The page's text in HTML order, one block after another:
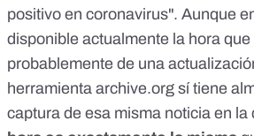
positivo en coronavirus". Aunque
disponible actualmente la hora
probablemente de una
herramienta archive.org sí tiene
captura de esa misma noticia en la